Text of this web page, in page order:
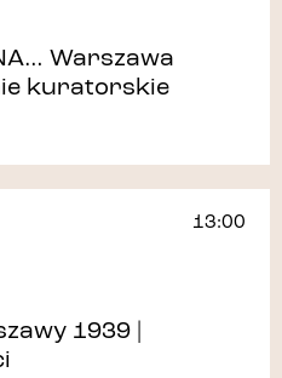
Warszawa
kuratorskie
13:00
1939 |